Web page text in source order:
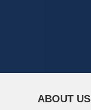
ABOUT US